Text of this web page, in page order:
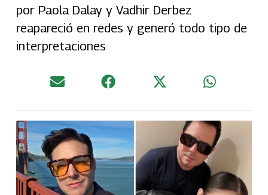
por Paola Dalay y Vadhir Derbez
reapareció en redes y generó todo tipo de
interpretaciones